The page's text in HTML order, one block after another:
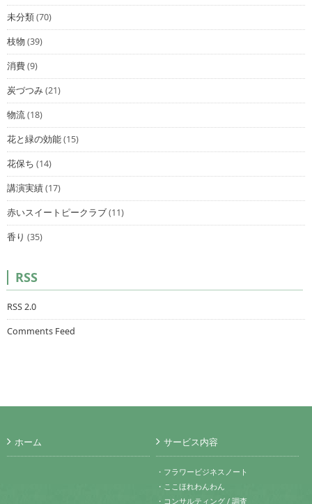
未分類(70)
枝物 (39)
消費(9)
炭づつみ(21)
物流(18)
花と緑の効能(15)
花保ち (14)
講演実績(17)
赤いスイートピークラブ(11)
香り (35)
RSS
RSS 2.0
Comments Feed
ホーム サービス内容
・フラワービジネスノート
・ここほれわんわん
・コンサルティング / 調査